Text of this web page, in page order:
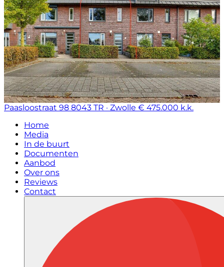
Paasloostraat 98 8043 TR · Zwolle € 475.000 k.k.
Home
Media
In de buurt
Documenten
Aanbod
Over ons
Reviews
Contact